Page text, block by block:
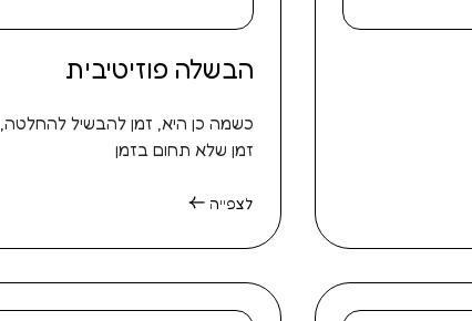
הבשלה פוזיטיבית
כשמה כן היא, זמן להבשיל להחלטה,
זמן שלא תחום בזמן
לצפייה